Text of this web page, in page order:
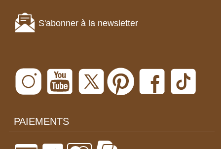
S'abonner à la newsletter
PAIEMENTS